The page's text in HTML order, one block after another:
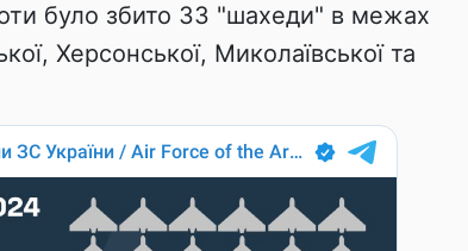
було збито 33 "шахеди" в межах
Херсонської, Миколаївської та